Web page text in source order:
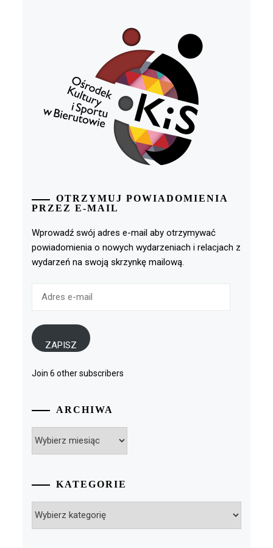
OTRZYMUJ POWIADOMIENIA
PRZEZ E-MAIL
Wprowadź swój adres e-mail aby otrzymywać
powiadomienia o nowych wydarzeniach i relacjach z
wydarzeń na swoją skrzynkę mailową.
ZAPISZ
Join 6 other subscribers
ARCHIWA
KATEGORIE